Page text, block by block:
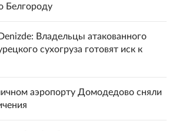
Белгороду
Владельцы атакованного
сухогруза готовят иск к
аэропорту Домодедово сняли